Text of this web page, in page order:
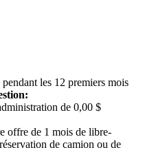
les 12 premiers mois
de 0,00 $
offre de 1 mois de libre-
de camion ou de